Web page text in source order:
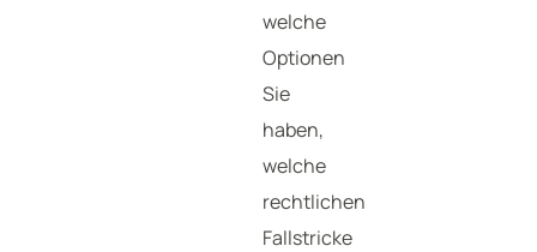
welche
Optionen
Sie
haben,
welche
rechtlichen
Fallstricke